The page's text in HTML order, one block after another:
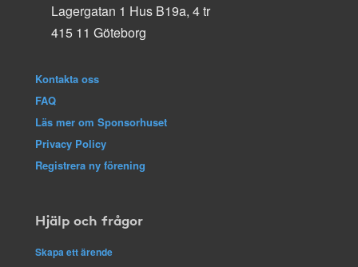
Lagergatan 1 Hus B19a, 4 tr
415 11 Göteborg
Kontakta oss
FAQ
Läs mer om Sponsorhuset
Privacy Policy
Registrera ny förening
Hjälp och frågor
Skapa ett ärende